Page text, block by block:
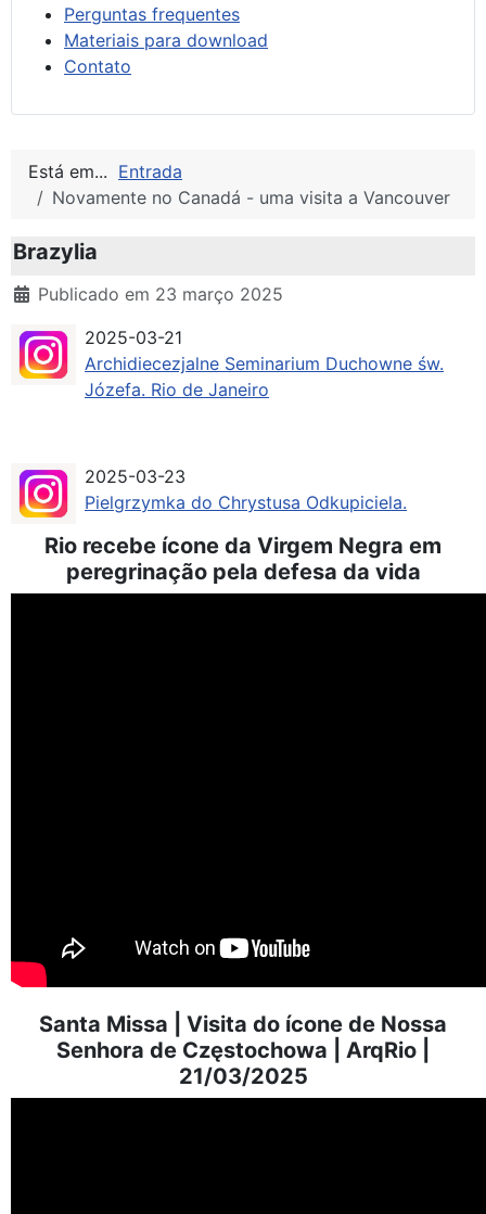
Perguntas frequentes
Materiais para download
Contato
Está em... Entrada
Novamente no Canadá - uma visita a Vancouver
Brazylia
Detalhes
Publicado em 23 março 2025
2025-03-21
Archidiecezjalne Seminarium Duchowne św.
Józefa. Rio de Janeiro
2025-03-23
Pielgrzymka do Chrystusa Odkupiciela.
Rio recebe ícone da Virgem Negra em
peregrinação pela defesa da vida
Santa Missa | Visita do ícone de Nossa
Senhora de Częstochowa | ArqRio |
21/03/2025